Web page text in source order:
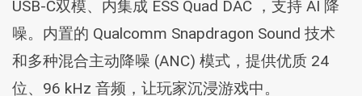
USB-C双模、内集成 ESS Quad DAC ，支持 AI 降
噪。内置的 Qualcomm Snapdragon Sound 技术
和多种混合主动降噪 (ANC) 模式，提供优质 24
位、96 kHz 音频，让玩家沉浸游戏中。